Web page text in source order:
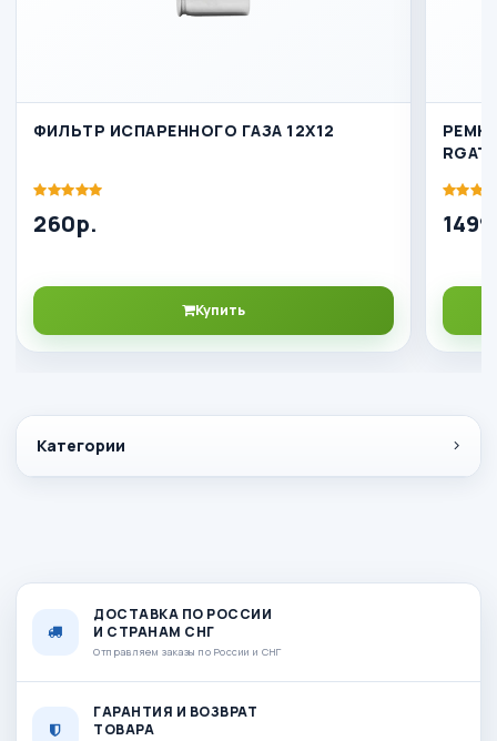
Категории
ФИЛЬТР ИСПАРЕННОГО ГАЗА 12Х12
260р.
Купить
ДОСТАВКА ПО РОССИИ
И СТРАНАМ СНГ
Отправляем заказы по России и СНГ
ГАРАНТИЯ И ВОЗВРАТ
ТОВАРА